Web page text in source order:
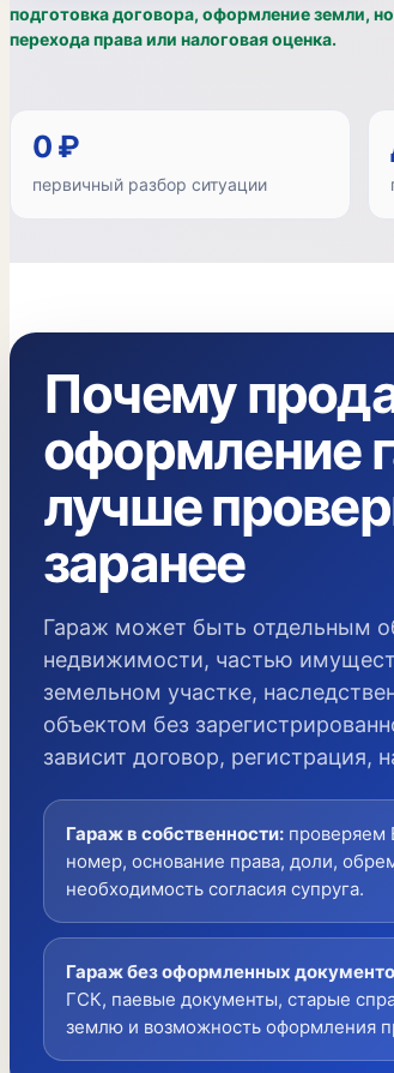
подготовка договора, оформление земли,
перехода права или налоговая оценка.
0 ₽
первичный разбор ситуации
Почему
оформление
лучше
заранее
Гараж может быть отдельным
недвижимости, частью
земельном участке,
объектом без
зависит договор, регистрация,
Гараж в собственности: проверяем
номер, основание права, доли,
необходимость согласия супруга.
Гараж без оформленных
ГСК, паевые документы, старые
землю и возможность оформления